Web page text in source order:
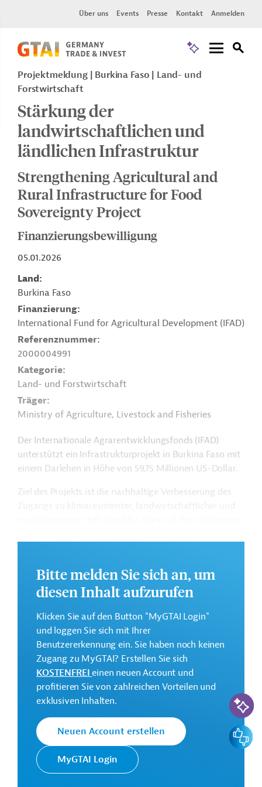
Über uns Events Presse Kontakt Anmelden
Projektmeldung Burkina Faso
Land- und
Forstwirtschaft
Stärkung der
landwirtschaftlichen und
ländlichen Infrastruktur
Strengthening Agricultural and
Rural Infrastructure for Food
Sovereignty Project
Finanzierungsbewilligung
05.01.2026
Land
Burkina Faso
Finanzierung
International Fund for Agricultural Development (IFAD)
Referenznummer
2000004991
Kategorie
Land- und Forstwirtschaft
Träger
Ministry of Agriculture, Livestock and Fisheries
Der Internationale Agrarentwicklungsfonds (IFAD)
unterstützt ein Infrastrukturprojekt in Burkina Faso mit
einem Darlehen in Höhe von 59,75 Millionen US-Dollar.
Ziel des Projekts ist die nachhaltige Verbesserung des
Weitere Informationen zu dem Entwicklungsprojekt
finden Sie im Originaldokument, das zum Download
bereitsteht.
Gesamtkosten:
157 Millionen US-Dollar
Geberbeitrag:
59,75 Millionen US-Dollar (Darlehen)
Kontaktadressen
Bitte melden Sie sich an, um
diesen Inhalt aufzurufen
Klicken Sie auf den Button "MyGTAI Login"
und loggen Sie sich mit Ihrer
Benutzererkennung ein. Sie haben noch keinen
Zugang zu MyGTAI? Erstellen Sie sich
KOSTENFREIeinen neuen Account und
profitieren Sie von zahlreichen Vorteilen und
exklusiven Inhalten.
Neuen Account erstellen
MyGTAI Login
KI-